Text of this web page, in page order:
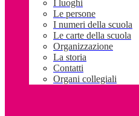
I luoghi
Le persone
I numeri della scuola
Le carte della scuola
Organizzazione
La storia
Contatti
Organi collegiali